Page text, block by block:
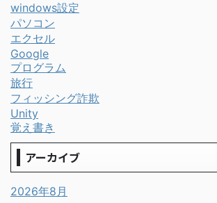
windows設定
パソコン
エクセル
Google
プログラム
旅行
フィッシング詐欺
Unity
覚え書き
アーカイブ
2026年8月